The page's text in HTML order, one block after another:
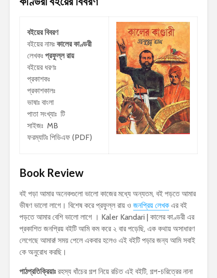
বইয়ের বিবরণ
বইয়ের নামঃ কালের কাণ্ডরী
লেখকঃ প্রফুল্ল রায়
বইয়ের ধরণঃ
প্রকাশকঃ
প্রকাশকালঃ
ভাষাঃ বাংলা
পাতা সংখ্যাঃ টি
সাইজঃ MB
ফরম্যাটঃ পিডিএফ (PDF)
Book Review
বই পড়া আমার অনেকগুলো ভালো কাজের মধ্যে অন্যতম, বই পড়তে আমার
ভীষণ ভালো লাগে। বিশেষ করে প্রফুল্ল রায় ও জনপ্রিয় লেখক এর বই
পড়তে আমার বেশি ভালো লাগে । Kaler Kandari | কালের কাণ্ডরী এর
প্রকাশিত জনপ্রিয় বইটি আমি কম করে ২ বার পড়েছি, এক কথায় অসাধারণ
লেগেছে আমার! সময় পেলে একবার হলেও এই বইটি পড়ার জন্য আমি সবাই
কে অনুরোধ করছি।
পাঠপ্রতিক্রিয়াঃরহস্য ধাঁচের গল্প নিয়ে রচিত এই বইটি, গল্প-চরিত্রের নানা